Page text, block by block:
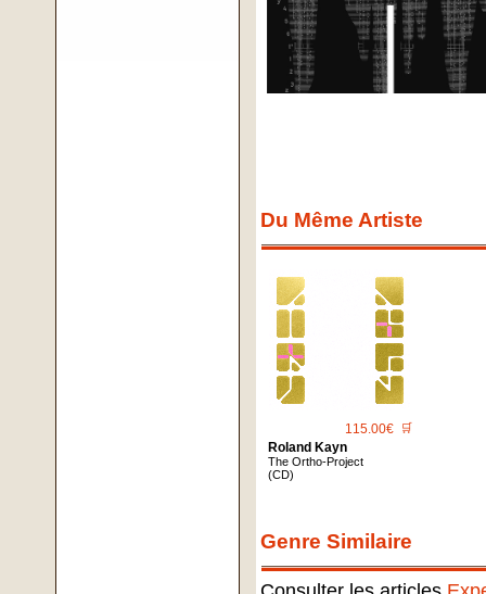
Du Même Artiste
115.00€ 🛒
Roland Kayn
The Ortho-Project
(CD)
Genre Similaire